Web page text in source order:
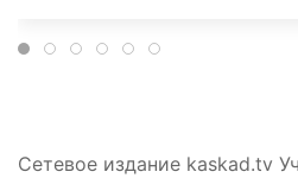
Сетевое издание kaskad.tv